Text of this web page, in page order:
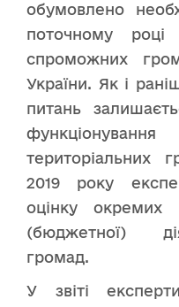
обумовлено
поточному
спроможних
України. Як і
питань
територіальних
2019 року
оцінку окремих
(бюджетної)
громад.
У звіті